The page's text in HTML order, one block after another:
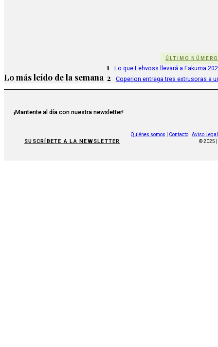
ÚLTIMO NÚMERO
Lo más leído de la semana
1 Lo que Lehvoss llevará a Fakuma
2 Coperion entrega tres extrusoras a
¡Mantente al día con nuestra newsletter!
SUSCRÍBETE A LA NEWSLETTER
Quiénes somos Contacto
Aviso Legal
© 2025